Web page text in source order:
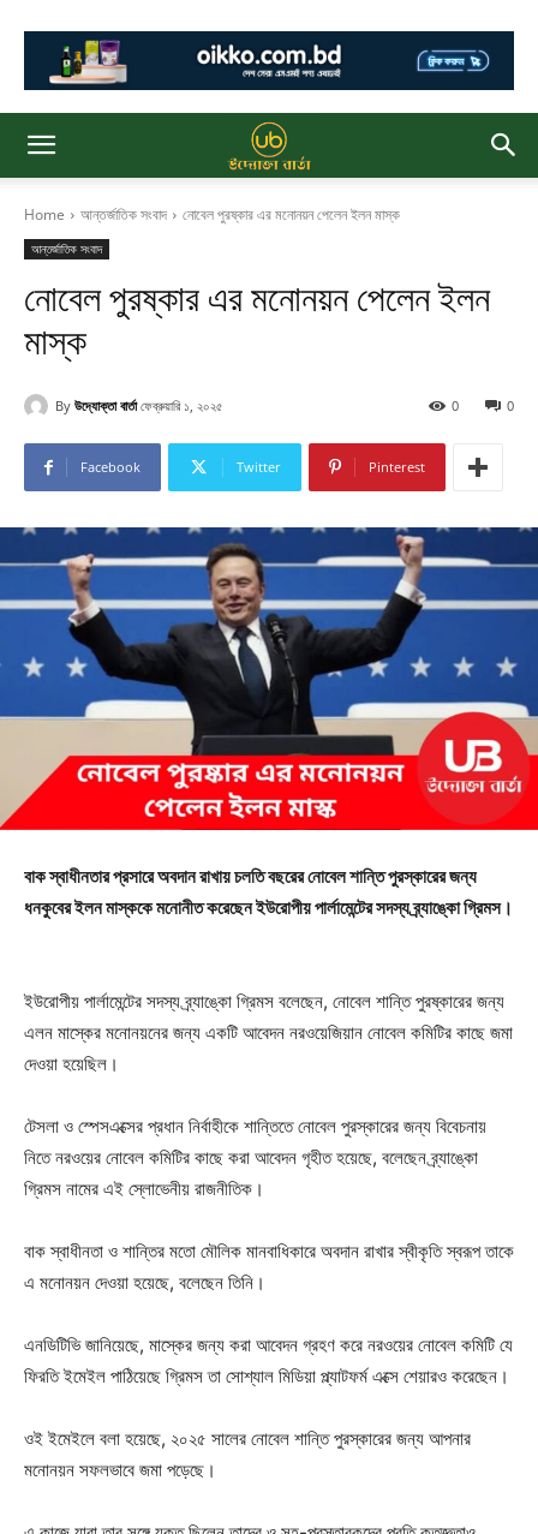
Home আন্তর্জাতিক সংবাদ নোবেল পুরষ্কার এর মনোনয়ন পেলেন ইলন মাস্ক
আন্তর্জাতিক সংবাদ
নোবেল পুরষ্কার এর মনোনয়ন পেলেন ইলন
মাস্ক
By উদ্যোক্তা বার্তা ফেব্রুয়ারি ১, ২০২৫ 0
0
Facebook Twitter Pinterest
বাক স্বাধীনতার প্রসারে অবদান রাখায় চলতি বছরের নোবেল শান্তি পুরস্কারের জন্য
ধনকুবের ইলন মাস্ককে মনোনীত করেছেন ইউরোপীয় পার্লামেন্টের সদস্য ব্র্যাঙ্কো গ্রিমস।
ইউরোপীয় পার্লামেন্টের সদস্য ব্র্যাঙ্কো গ্রিমস বলেছেন, নোবেল শান্তি পুরষ্কারের জন্য
এলন মাস্কের মনোনয়নের জন্য একটি আবেদন নরওয়েজিয়ান নোবেল কমিটির কাছে জমা
দেওয়া হয়েছিল।
টেসলা ও স্পেসএক্সের প্রধান নির্বাহীকে শান্তিতে নোবেল পুরস্কারের জন্য বিবেচনায়
নিতে নরওয়ের নোবেল কমিটির কাছে করা আবেদন গৃহীত হয়েছে, বলেছেন ব্র্যাঙ্কো
গ্রিমস নামের এই স্লোভেনীয় রাজনীতিক।
বাক স্বাধীনতা ও শান্তির মতো মৌলিক মানবাধিকারে অবদান রাখার স্বীকৃতি স্বরূপ তাকে
এ মনোনয়ন দেওয়া হয়েছে, বলেছেন তিনি।
এনডিটিভি জানিয়েছে, মাস্কের জন্য করা আবেদন গ্রহণ করে নরওয়ের নোবেল কমিটি যে
ফিরতি ইমেইল পাঠিয়েছে গ্রিমস তা সোশ্যাল মিডিয়া প্ল্যাটফর্ম এক্সে শেয়ারও করেছেন।
ওই ইমেইলে বলা হয়েছে, ২০২৫ সালের নোবেল শান্তি পুরস্কারের জন্য আপনার
মনোনয়ন সফলভাবে জমা পড়েছে।